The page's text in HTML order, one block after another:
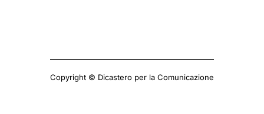
Copyright © Dicastero per la Comunicazione